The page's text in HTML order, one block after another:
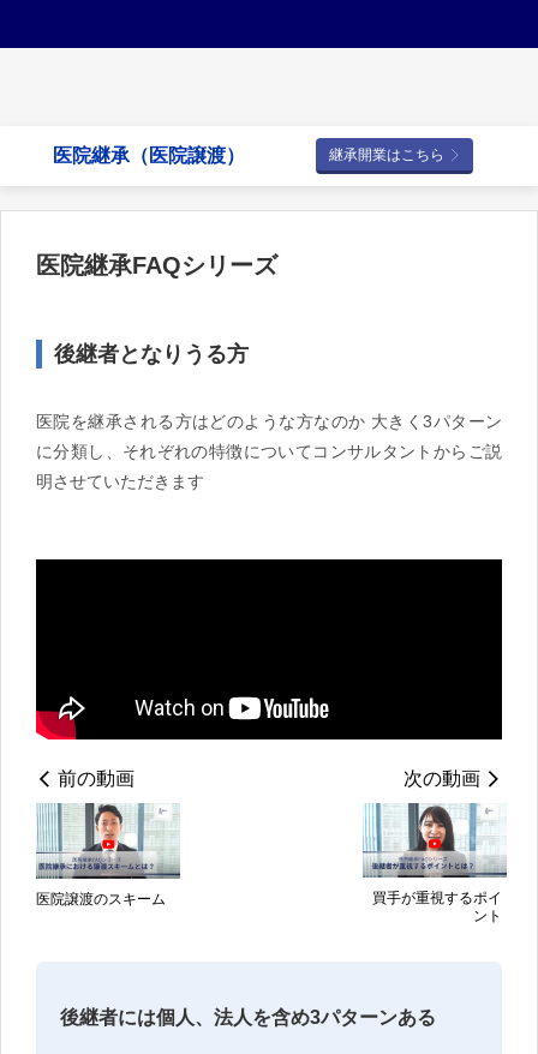
医院継承（医院譲渡） 継承開業はこちら
医院継承FAQシリーズ
後継者となりうる方
医院を継承される方はどのような方なのか 大きく3パターン
に分類し、それぞれの特徴についてコンサルタントからご説
明させていただきます
前の動画
医院譲渡のスキーム
次の動画
買手が重視するポイ
ント
後継者には個人、法人を含め3パターンある